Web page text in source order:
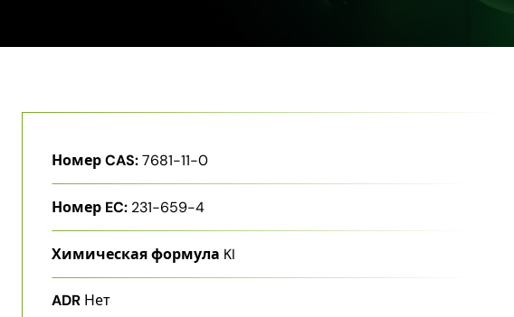
Номер CAS:7681-11-0
Номер EC: 231-659-4
Химическая формула KI
ADR Нет